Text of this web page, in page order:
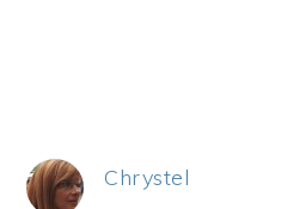
Chrystel